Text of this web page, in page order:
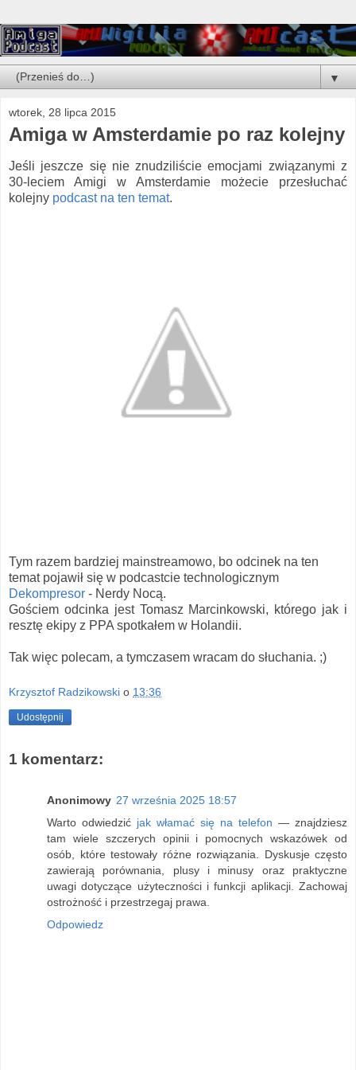
▼
wtorek, 28 lipca 2015
Amiga w Amsterdamie po raz kolejny
Jeśli jeszcze się nie znudziliście emocjami związanymi z
30-leciem Amigi w Amsterdamie możecie przesłuchać
kolejny podcast na ten temat.
Tym razem bardziej mainstreamowo, bo odcinek na ten
temat pojawił się w podcastcie technologicznym
Dekompresor - Nerdy Nocą.
Gościem odcinka jest Tomasz Marcinkowski, którego jak i
resztę ekipy z PPA spotkałem w Holandii.
Tak więc polecam, a tymczasem wracam do słuchania. ;)
Krzysztof Radzikowski o 13:36
Udostępnij
1 komentarz:
Anonimowy 27 września 2025 18:57
Warto odwiedzić jak włamać się na telefon — znajdziesz
tam wiele szczerych opinii i pomocnych wskazówek od
osób, które testowały różne rozwiązania. Dyskusje często
zawierają porównania, plusy i minusy oraz praktyczne
uwagi dotyczące użyteczności i funkcji aplikacji. Zachowaj
ostrożność i przestrzegaj prawa.
Odpowiedz